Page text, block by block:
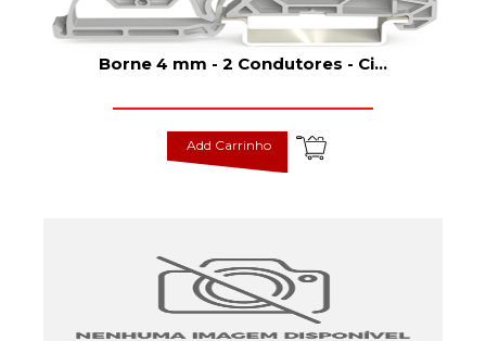
Borne 4 mm - 2 Condutores - Ci...
Add Carrinho